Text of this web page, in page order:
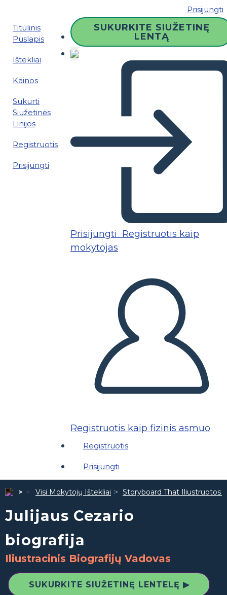
Prisijungti
Titulinis
Puslapis
Ištekliai
Kainos
Sukurti
Siužetinės
Linijos
Registruotis
Prisijungti
SUKURKITE SIUŽETINĘ
LENTĄ
Prisijungti Registruotis kaip
mokytojas
Registruotis kaip fizinis asmuo
Registruotis
Prisijungti
Visi Mokytojų Ištekliai Storyboard That Iliustruotos
Julijaus Cezario
biografija
Iliustracinis Biografijų Vadovas
SUKURKITE SIUŽETINĘ LENTELĘ ▶